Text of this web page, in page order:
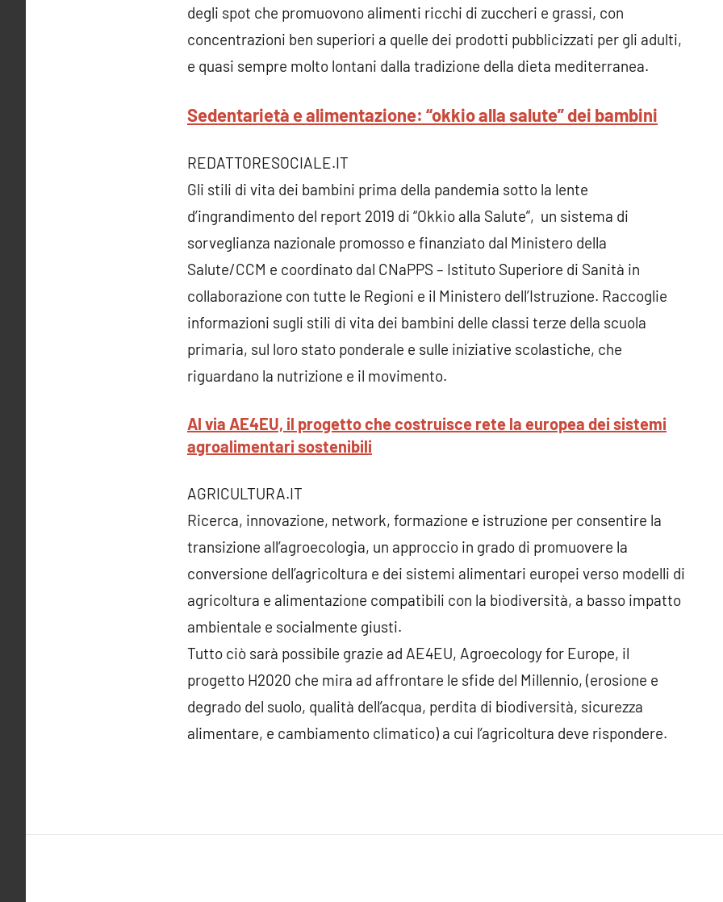
degli spot che promuovono alimenti ricchi di zuccheri e grassi, con
concentrazioni ben superiori a quelle dei prodotti pubblicizzati per gli adulti,
e quasi sempre molto lontani dalla tradizione della dieta mediterranea.
Sedentarietà e alimentazione: “okkio alla salute” dei bambini
REDATTORESOCIALE.IT
Gli stili di vita dei bambini prima della pandemia sotto la lente
d’ingrandimento del report 2019 di “Okkio alla Salute”, un sistema di
sorveglianza nazionale promosso e finanziato dal Ministero della
Salute/CCM e coordinato dal CNaPPS – Istituto Superiore di Sanità in
collaborazione con tutte le Regioni e il Ministero dell’Istruzione. Raccoglie
informazioni sugli stili di vita dei bambini delle classi terze della scuola
primaria, sul loro stato ponderale e sulle iniziative scolastiche, che
riguardano la nutrizione e il movimento.
Al via AE4EU, il progetto che costruisce rete la europea dei sistemi
agroalimentari sostenibili
AGRICULTURA.IT
Ricerca, innovazione, network, formazione e istruzione per consentire la
transizione all’agroecologia, un approccio in grado di promuovere la
conversione dell’agricoltura e dei sistemi alimentari europei verso modelli di
agricoltura e alimentazione compatibili con la biodiversità, a basso impatto
ambientale e socialmente giusti.
Tutto ciò sarà possibile grazie ad AE4EU, Agroecology for Europe, il
progetto H2020 che mira ad affrontare le sfide del Millennio, (erosione e
degrado del suolo, qualità dell’acqua, perdita di biodiversità, sicurezza
alimentare, e cambiamento climatico) a cui l’agricoltura deve rispondere.